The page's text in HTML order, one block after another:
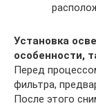
Установка
особенности,
Перед
фильтра,
После этого